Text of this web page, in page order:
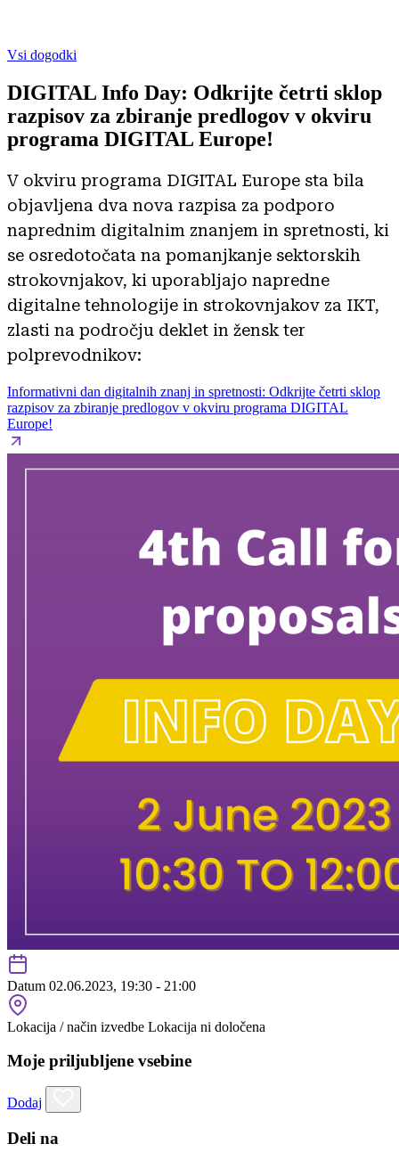
Vsi dogodki
DIGITAL Info Day: Odkrijte četrti sklop
razpisov za zbiranje predlogov v okviru
programa DIGITAL Europe!
V okviru programa DIGITAL Europe sta bila
objavljena dva nova razpisa za podporo
naprednim digitalnim znanjem in spretnosti, ki
se osredotočata na pomanjkanje sektorskih
strokovnjakov, ki uporabljajo napredne
digitalne tehnologije in strokovnjakov za IKT,
zlasti na področju deklet in žensk ter
polprevodnikov:
Informativni dan digitalnih znanj in spretnosti: Odkrijte četrti sklop
razpisov za zbiranje predlogov v okviru programa DIGITAL
Europe!
Datum 02.06.2023, 19:30 - 21:00
Lokacija / način izvedbe Lokacija ni določena
Moje priljubljene vsebine
Dodaj
Deli na